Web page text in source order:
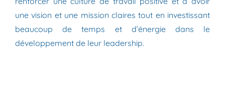
une vision et une mission claires tout en investissant
beaucoup de temps et d’énergie dans le
développement de leur leadership.